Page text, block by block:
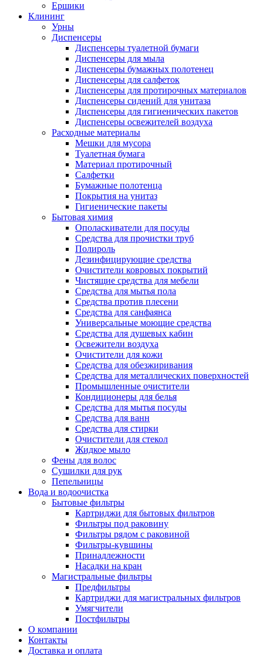
Ершики
Клининг
Урны
Диспенсеры
Диспенсеры туалетной бумаги
Диспенсеры для мыла
Диспенсеры бумажных полотенец
Диспенсеры для салфеток
Диспенсеры для протирочных материалов
Диспенсеры сидений для унитаза
Диспенсеры для гигиенических пакетов
Диспенсеры освежителей воздуха
Расходные материалы
Мешки для мусора
Туалетная бумага
Материал протирочный
Салфетки
Бумажные полотенца
Покрытия на унитаз
Гигиенические пакеты
Бытовая химия
Ополаскиватели для посуды
Средства для прочистки труб
Полироль
Дезинфицирующие средства
Очистители ковровых покрытий
Чистящие средства для мебели
Средства для мытья пола
Средства против плесени
Средства для санфаянса
Универсальные моющие средства
Средства для душевых кабин
Освежители воздуха
Очистители для кожи
Средства для обезжиривания
Средства для металлических поверхностей
Промышленные очистители
Кондиционеры для белья
Средства для мытья посуды
Средства для ванн
Средства для стирки
Очистители для стекол
Жидкое мыло
Фены для волос
Сушилки для рук
Пепельницы
Вода и водоочистка
Бытовые фильтры
Картриджи для бытовых фильтров
Фильтры под раковину
Фильтры рядом с раковиной
Фильтры-кувшины
Принадлежности
Насадки на кран
Магистральные фильтры
Предфильтры
Картриджи для магистральных фильтров
Умягчители
Постфильтры
О компании
Контакты
Доставка и оплата